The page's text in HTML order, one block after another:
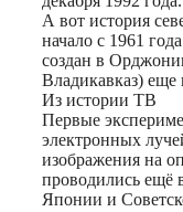
А вот история
начало с 1961
создан в
Владикавказ) еще
Из истории ТВ
Первые
электронных
изображения на
проводились ещё
Японии и